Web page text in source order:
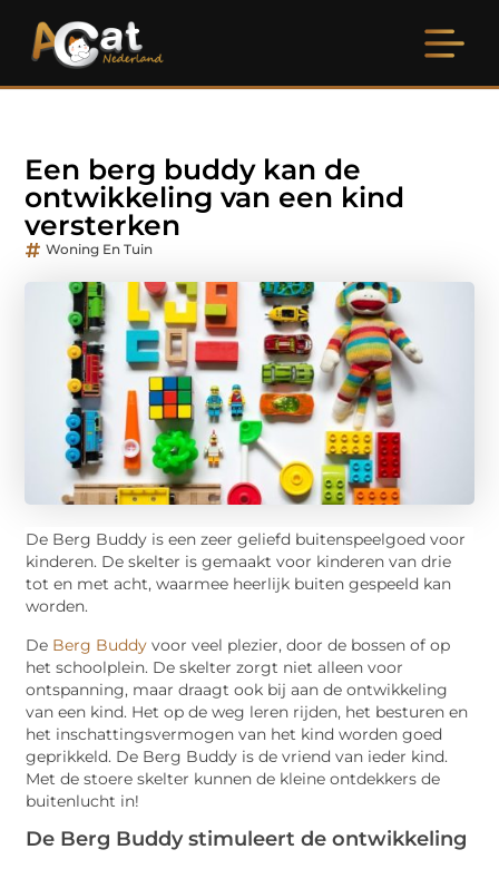
Een berg buddy kan de
ontwikkeling van een kind
versterken
Woning En Tuin
De Berg Buddy is een zeer geliefd buitenspeelgoed voor
kinderen. De skelter is gemaakt voor kinderen van drie
tot en met acht, waarmee heerlijk buiten gespeeld kan
worden.
De Berg Buddy voor veel plezier, door de bossen of op
het schoolplein. De skelter zorgt niet alleen voor
ontspanning, maar draagt ook bij aan de ontwikkeling
van een kind. Het op de weg leren rijden, het besturen en
het inschattingsvermogen van het kind worden goed
geprikkeld. De Berg Buddy is de vriend van ieder kind.
Met de stoere skelter kunnen de kleine ontdekkers de
buitenlucht in!
De Berg Buddy stimuleert de ontwikkeling